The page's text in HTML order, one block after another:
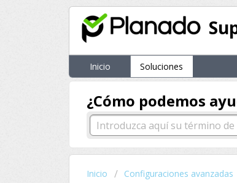
Inicio Soluciones
¿Cómo podemos
Inicio Configuraciones avanzadas